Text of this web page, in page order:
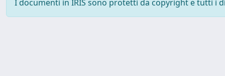
I documenti in IRIS sono protetti da copyright e tutti i